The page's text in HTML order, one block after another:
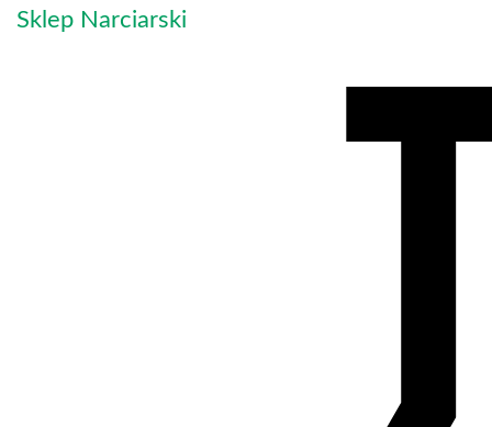
Sklep Narciarski